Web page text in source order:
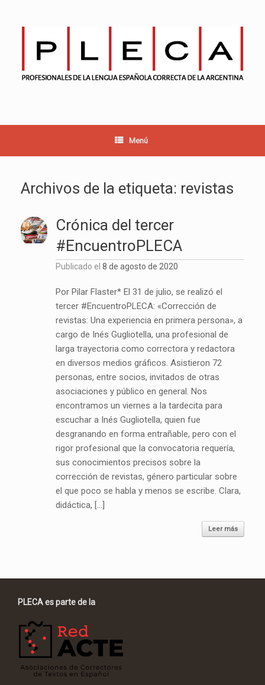
contenido
Menú
Archivos de la etiqueta: revistas
Crónica del tercer
#EncuentroPLECA
Publicado el 8 de agosto de 2020
Por Pilar Flaster* El 31 de julio, se realizó el
tercer #EncuentroPLECA: «Corrección de
revistas: Una experiencia en primera persona», a
cargo de Inés Gugliotella, una profesional de
larga trayectoria como correctora y redactora
en diversos medios gráficos. Asistieron 72
personas, entre socios, invitados de otras
asociaciones y público en general. Nos
encontramos un viernes a la tardecita para
escuchar a Inés Gugliotella, quien fue
desgranando en forma entrañable, pero con el
rigor profesional que la convocatoria requería,
sus conocimientos precisos sobre la
corrección de revistas, género particular sobre
el que poco se habla y menos se escribe. Clara,
didáctica, […]
Leer más
PLECA es parte de la